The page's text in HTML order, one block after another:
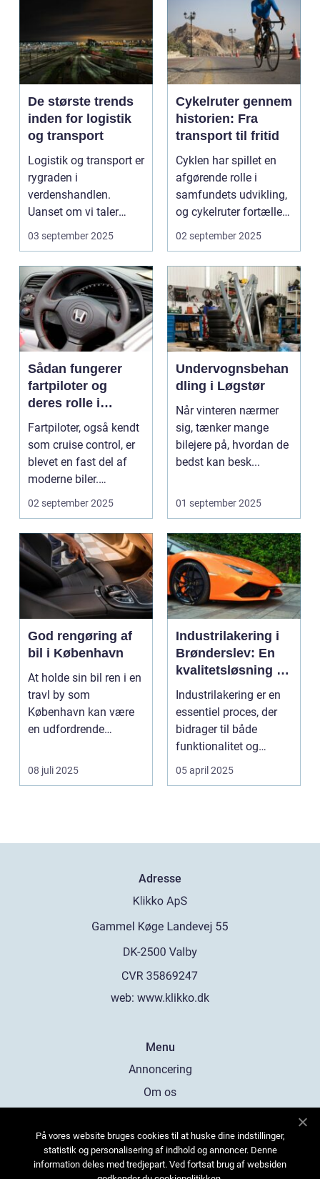
De største trends
inden for logistik
og transport
Logistik og transport er
rygraden i
verdenshandlen.
Uanset om vi taler
dagligvarer til
03 september 2025
Cykelruter gennem
historien: Fra
transport til fritid
Cyklen har spillet en
afgørende rolle i
samfundets udvikling,
og cykelruter fortæller
e...
02 september 2025
Sådan fungerer
fartpiloter og
deres rolle i
sikkerhed
Fartpiloter, også kendt
som cruise control, er
blevet en fast del af
moderne biler.
Systemet g...
02 september 2025
Undervognsbehan
dling i Løgstør
Når vinteren nærmer
sig, tænker mange
bilejere på, hvordan de
bedst kan besk...
01 september 2025
God rengøring af
bil i København
At holde sin bil ren i en
travl by som
København kan være
en udfordrende
08 juli 2025
Industrilakering i
Brønderslev: En
kvalitetsløsning til
dit næste projekt
Industrilakering er en
essentiel proces, der
bidrager til både
funktionalitet og
æstetik...
05 april 2025
Adresse
web: www.klikko.dk
Menu
Annoncering
Om os
Kontakt os
Sitemap
På vores website bruges cookies til at huske dine indstillinger,
statistik og personalisering af indhold og annoncer. Denne
information deles med tredjepart. Ved fortsat brug af websiden